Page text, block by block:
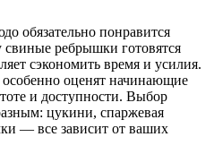
обязательно понравится
ребрышки готовятся
сэкономить время и усилия.
оценят начинающие
и доступности. Выбор
цукини, спаржевая
— все зависит от ваших